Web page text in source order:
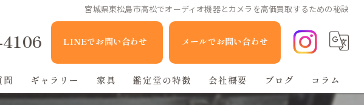
宮城県東松島市高松でオーディオ機器とカメラを高価買取するための秘訣
LINEでお問い合わせ メールでお問い合わせ
問 ギャラリー 家具 鑑定堂の特徴 会社概要 ブログ コラム